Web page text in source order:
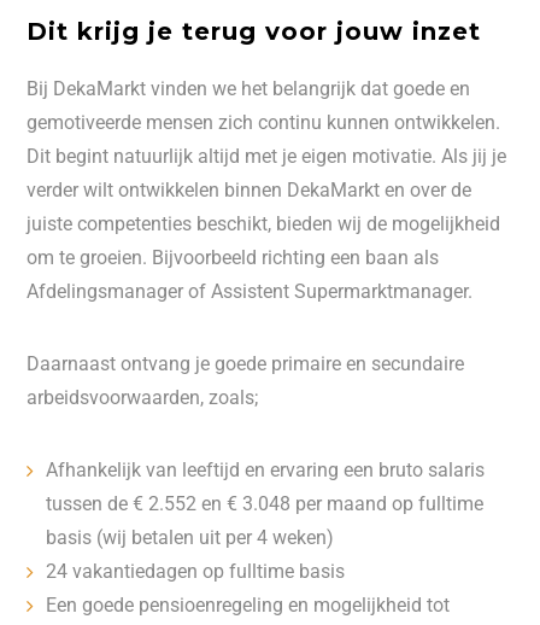
Dit krijg je terug voor jouw inzet
Bij DekaMarkt vinden we het belangrijk dat goede en
gemotiveerde mensen zich continu kunnen ontwikkelen.
Dit begint natuurlijk altijd met je eigen motivatie. Als jij je
verder wilt ontwikkelen binnen DekaMarkt en over de
juiste competenties beschikt, bieden wij de mogelijkheid
om te groeien. Bijvoorbeeld richting een baan als
Afdelingsmanager of Assistent Supermarktmanager.
Daarnaast ontvang je goede primaire en secundaire
arbeidsvoorwaarden, zoals;
Afhankelijk van leeftijd en ervaring een bruto salaris
tussen de € 2.552 en € 3.048 per maand op fulltime
basis (wij betalen uit per 4 weken)
24 vakantiedagen op fulltime basis
Een goede pensioenregeling en mogelijkheid tot